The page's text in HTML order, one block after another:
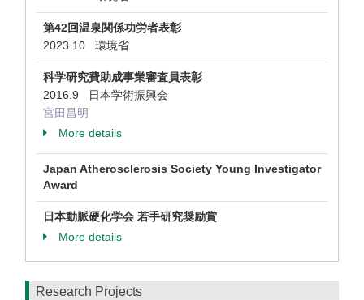
第42回温泉関係功労者表彰
2023.10 環境省
科学研究費助成事業審査員表彰
2016.9 日本学術振興会
宮田昌明
More details
Japan Atherosclerosis Society Young Investigator
Award
日本動脈硬化学会 若手研究奨励賞
More details
Research Projects